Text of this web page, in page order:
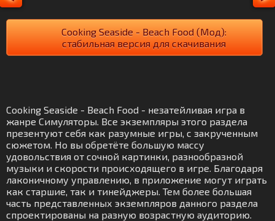
Cooking Seaside - Beach Food (Мод):
стабильная версия для скачивания
Cooking Seaside - Beach Food - незатейливая игра в
жанре Симуляторы. Все экземпляры этого раздела
презентуют себя как разумные игры, с закрученным
сюжетом. Но вы обретёте большую массу
удовольствия от сочной картинки, разнообразной
музыки и скорости происходящего в игре. Благодаря
лаконичному управлению, в приложение могут играть
как старшие, так и тинейджеры. Тем более большая
часть представленных экземпляров данного раздела
спроектированы на разную возрастную аудиторию.